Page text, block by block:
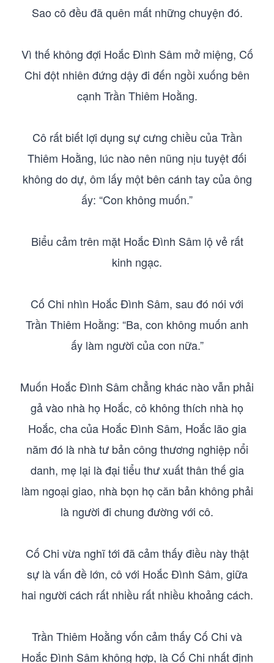
Sao cô đều đã quên mất những chuyện đó.
Vì thế không đợi Hoắc Đình Sâm mở miệng, Cố
Chi đột nhiên đứng dậy đi đến ngồi xuống bên
cạnh Trần Thiêm Hoằng.
Cô rất biết lợi dụng sự cưng chiều của Trần
Thiêm Hoằng, lúc nào nên nũng nịu tuyệt đối
không do dự, ôm lấy một bên cánh tay của ông
ấy: “Con không muốn.”
Biểu cảm trên mặt Hoắc Đình Sâm lộ vẻ rất
kinh ngạc.
Cố Chi nhìn Hoắc Đình Sâm, sau đó nói với
Trần Thiêm Hoằng: “Ba, con không muốn anh
ấy làm người của con nữa.”
Muốn Hoắc Đình Sâm chẳng khác nào vẫn phải
gả vào nhà họ Hoắc, cô không thích nhà họ
Hoắc, cha của Hoắc Đình Sâm, Hoắc lão gia
năm đó là nhà tư bản công thương nghiệp nổi
danh, mẹ lại là đại tiểu thư xuất thân thế gia
làm ngoại giao, nhà bọn họ căn bản không phải
là người đi chung đường với cô.
Cố Chi vừa nghĩ tới đã cảm thấy điều này thật
sự là vấn đề lớn, cô với Hoắc Đình Sâm, giữa
hai người cách rất nhiều rất nhiều khoảng cách.
Trần Thiêm Hoằng vốn cảm thấy Cố Chi và
Hoắc Đình Sâm không hợp, là Cố Chi nhất định